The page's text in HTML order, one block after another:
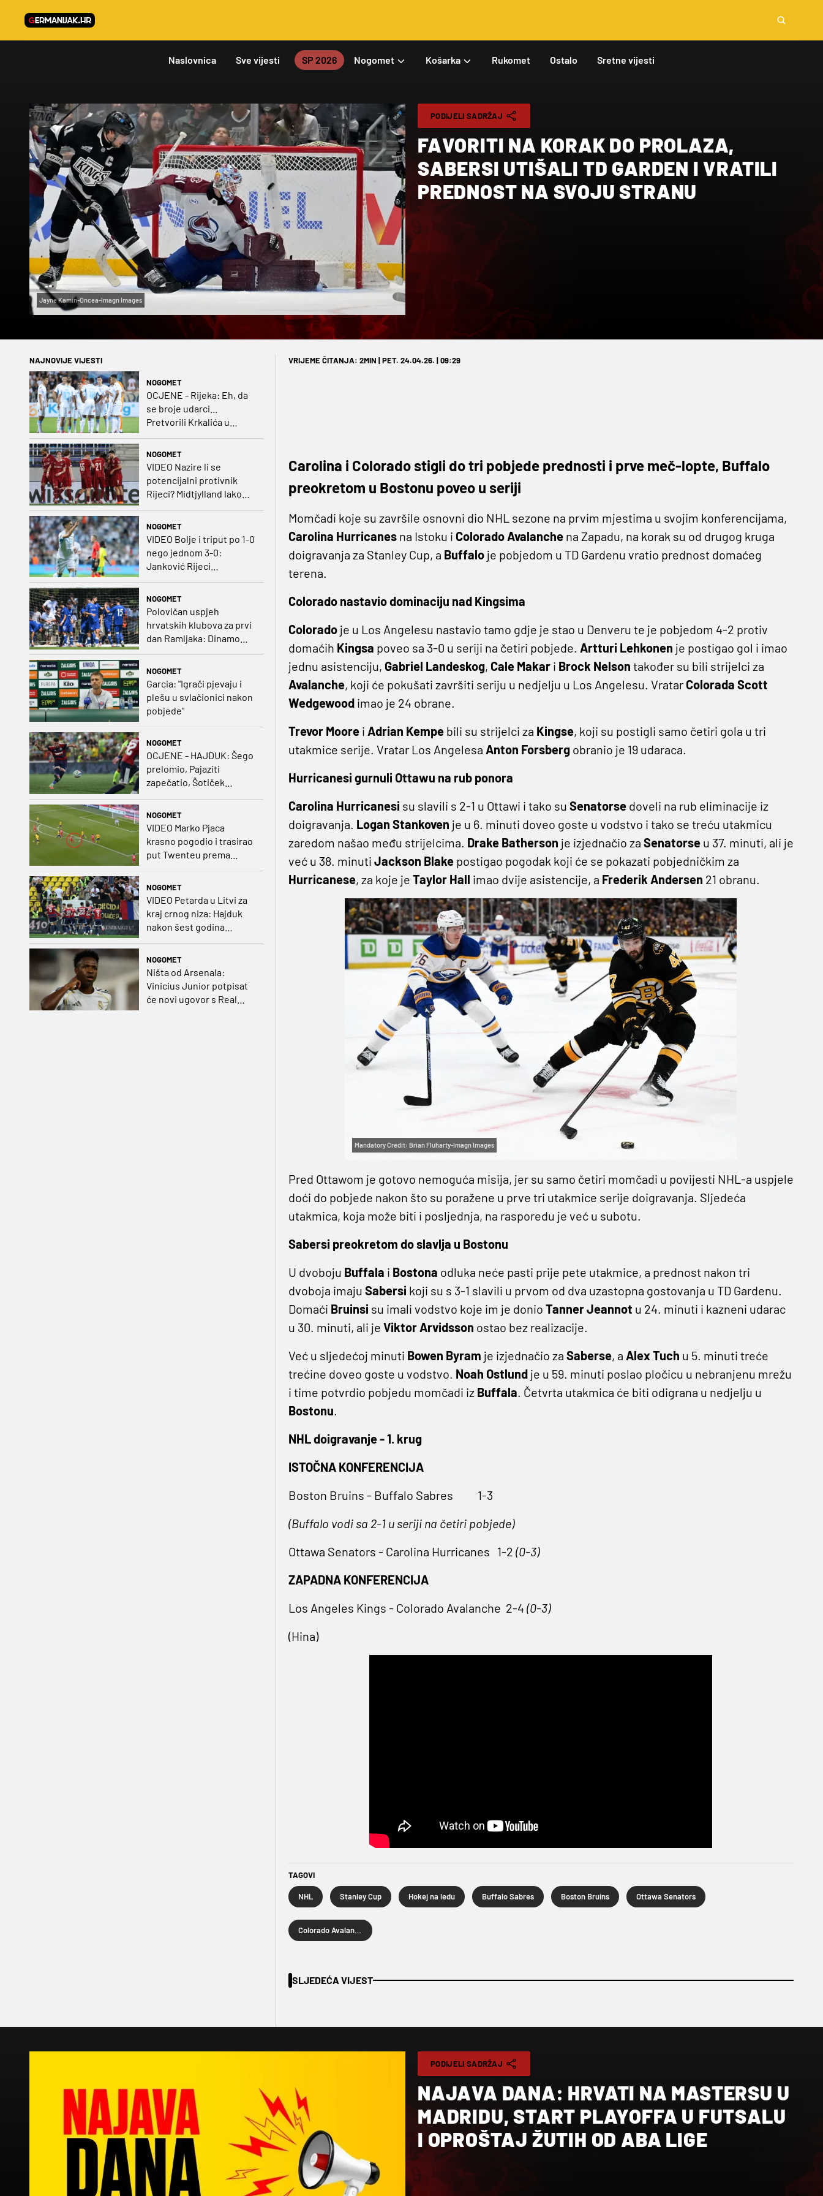
Naslovnica Sve vijesti SP 2026 Nogomet Košarka Rukomet Ostalo Sretne vijesti
Jayne Kamin-Oncea-Imagn Images
PODIJELI SADRŽAJ
FAVORITI NA KORAK DO PROLAZA,
SABERSI UTIŠALI TD GARDEN I VRATILI
PREDNOST NA SVOJU STRANU
NAJNOVIJE VIJESTI
NOGOMET
OCJENE - Rijeka: Eh, da
se broje udarci...
Pretvorili Krkalića u
NOGOMET
VIDEO Nazire li se
potencijalni protivnik
Rijeci? Midtjylland lako
NOGOMET
VIDEO Bolje i triput po 1-0
nego jednom 3-0:
Janković Rijeci
projektilom donio slavlje
protivnika
NOGOMET
Polovičan uspjeh
hrvatskih klubova za prvi
dan Ramljaka: Dinamo
poražen od Juventusa,
NOGOMET
Garcia: "Igrači pjevaju i
plešu u svlačionici nakon
pobjede"
NOGOMET
OCJENE - HAJDUK: Šego
prelomio, Pajaziti
zapečatio, Šotiček
NOGOMET
VIDEO Marko Pjaca
krasno pogodio i trasirao
put Twenteu prema
važnoj pobjedi
NOGOMET
VIDEO Petarda u Litvi za
kraj crnog niza: Hajduk
nakon šest godina
NOGOMET
Ništa od Arsenala:
Vinicius Junior potpisat
će novi ugovor s Real
VRIJEME ČITANJA: 2MIN | PET. 24.04.26. | 09:29
Carolina i Colorado stigli do tri pobjede prednosti i prve meč-lopte, Buffalo
preokretom u Bostonu poveo u seriji
Momčadi koje su završile osnovni dio NHL sezone na prvim mjestima u svojim konferencijama,
Carolina Hurricanesna Istoku i Colorado Avalanchena Zapadu, na korak su od drugog kruga
doigravanja za Stanley Cup, a Buffaloje pobjedom u TD Gardenu vratio prednost domaćeg
terena.
Colorado nastavio dominaciju nad Kingsima
Coloradoje u Los Angelesu nastavio tamo gdje je stao u Denveru te je pobjedom 4-2 protiv
domaćih Kingsa poveo sa 3-0 u seriji na četiri pobjede. Artturi Lehkonen je postigao gol i imao
jednu asistenciju, Gabriel Landeskog, Cale Makari Brock Nelson također su bili strijelci za
Avalanche, koji će pokušati završiti seriju u nedjelju u Los Angelesu. Vratar Colorada Scott
Wedgewoodimao je 24 obrane.
Trevor Moorei Adrian Kempebili su strijelci za Kingse, koji su postigli samo četiri gola u tri
utakmice serije. Vratar Los Angelesa Anton Forsbergobranio je 19 udaraca.
Hurricanesi gurnuli Ottawu na rub ponora
Carolina Hurricanesi su slavili s 2-1 u Ottawi i tako su Senatorsedoveli na rub eliminacije iz
doigravanja. Logan Stankoven je u 6. minuti doveo goste u vodstvo i tako se treću utakmicu
zaredom našao među strijelcima. Drake Batherson je izjednačio za Senatorseu 37. minuti, ali je
već u 38. minuti Jackson Blakepostigao pogodak koji će se pokazati pobjedničkim za
Hurricanese, za koje je Taylor Hall imao dvije asistencije, a Frederik Andersen 21 obranu.
Mandatory Credit: Brian Fluharty-Imagn Images
Pred Ottawom je gotovo nemoguća misija, jer su samo četiri momčadi u povijesti NHL-a uspjele
doći do pobjede nakon što su poražene u prve tri utakmice serije doigravanja. Sljedeća
utakmica, koja može biti i posljednja, na rasporedu je već u subotu.
Sabersi preokretom do slavlja u Bostonu
U dvoboju Buffala i Bostona odluka neće pasti prije pete utakmice, a prednost nakon tri
dvoboja imaju Sabersi koji su s 3-1 slavili u prvom od dva uzastopna gostovanja u TD Gardenu.
Domaći Bruinsi su imali vodstvo koje im je donio Tanner Jeannot u 24. minuti i kazneni udarac
u 30. minuti, ali je Viktor Arvidsson ostao bez realizacije.
Već u sljedećoj minuti Bowen Byram je izjednačio za Saberse, a Alex Tuch u 5. minuti treće
trećine doveo goste u vodstvo. Noah Ostlundje u 59. minuti poslao pločicu u nebranjenu mrežu
i time potvrdio pobjedu momčadi iz Buffala. Četvrta utakmica će biti odigrana u nedjelju u
Bostonu.
NHL doigravanje - 1. krug
ISTOČNA KONFERENCIJA
Boston Bruins - Buffalo Sabres
1-3
(Buffalo vodi sa 2-1 u seriji na četiri pobjede)
Ottawa Senators - Carolina Hurricanes 1-2 (0-3)
ZAPADNA KONFERENCIJA
Los Angeles Kings - Colorado Avalanche 2-4 (0-3)
(Hina)
TAGOVI
NHL Stanley Cup Hokej na ledu Buffalo Sabres Boston Bruins Ottawa Senators
Colorado Avalanche
SLJEDEĆA VIJEST
PODIJELI SADRŽAJ
NAJAVA DANA: HRVATI NA MASTERSU U
MADRIDU, START PLAYOFFA U FUTSALU
I OPROŠTAJ ŽUTIH OD ABA LIGE